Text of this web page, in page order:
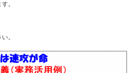
。
。